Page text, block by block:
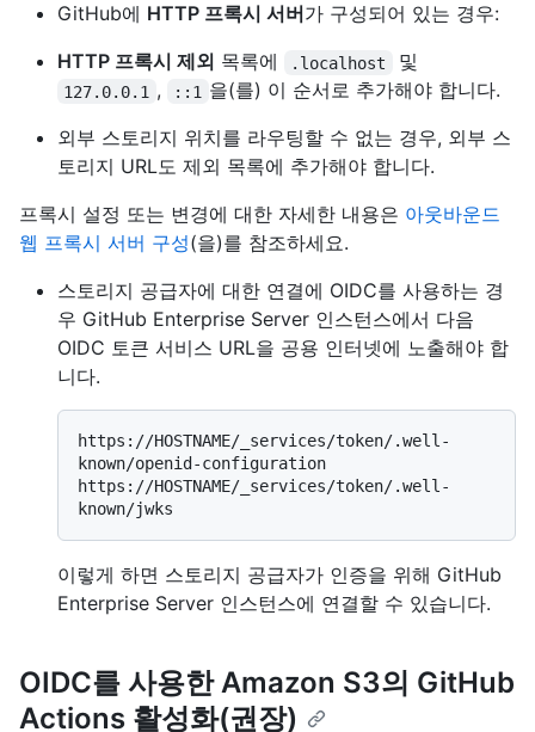
GitHub에 HTTP 프록시 서버가 구성되어 있는 경우:
HTTP 프록시 제외 목록에 .localhost 및
127.0.0.1 , ::1 을(를) 이 순서로 추가해야 합니다.
외부 스토리지 위치를 라우팅할 수 없는 경우, 외부 스
토리지 URL도 제외 목록에 추가해야 합니다.
프록시 설정 또는 변경에 대한 자세한 내용은 아웃바운드
웹 프록시 서버 구성(을)를 참조하세요.
스토리지 공급자에 대한 연결에 OIDC를 사용하는 경
우 GitHub Enterprise Server 인스턴스에서 다음
OIDC 토큰 서비스 URL을 공용 인터넷에 노출해야 합
니다.
https://HOSTNAME/_services/token/.well-
known/openid-configuration
https://HOSTNAME/_services/token/.well-
이렇게 하면 스토리지 공급자가 인증을 위해 GitHub
Enterprise Server 인스턴스에 연결할 수 있습니다.
OIDC를 사용한 Amazon S3의 GitHub
Actions 활성화(권장)